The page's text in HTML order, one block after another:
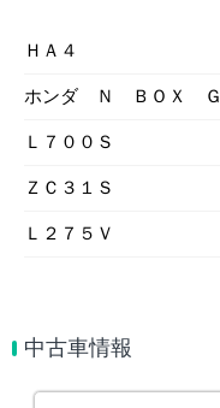
ＨＡ４
ホンダ Ｎ ＢＯＸ Ｇ
Ｌ７００Ｓ
ＺＣ３１Ｓ
Ｌ２７５Ｖ
中古車情報